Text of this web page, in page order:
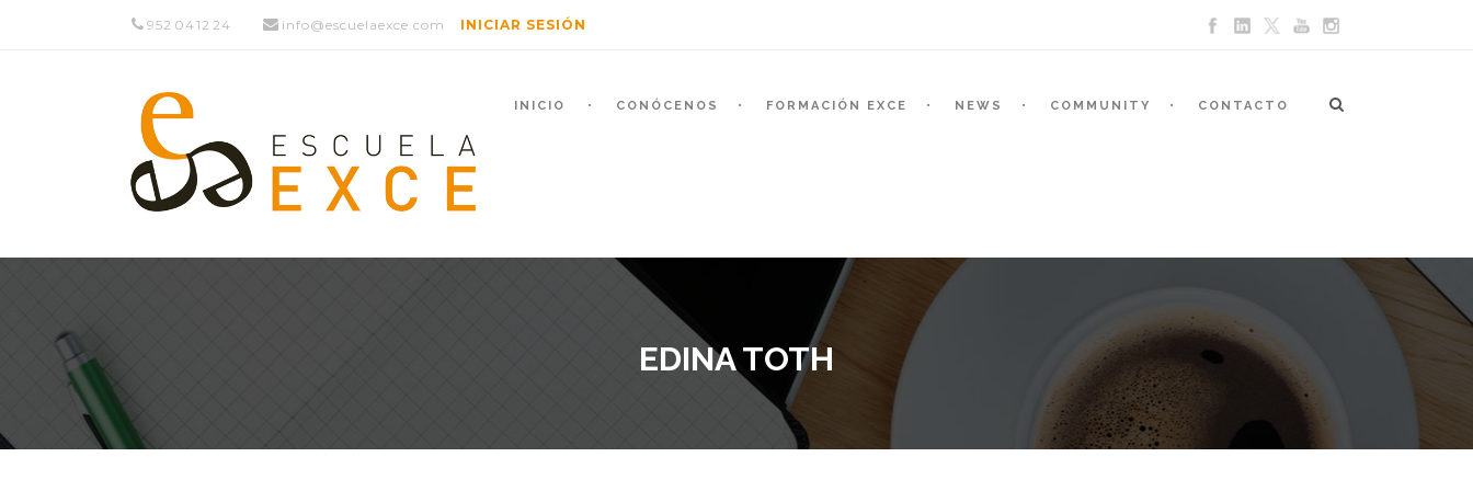
952 04 12 24 info@escuelaexce.com INICIAR SESIÓN
INICIO CONÓCENOS FORMACIÓN EXCE NEWS COMMUNITY CONTACTO
EDINA TOTH